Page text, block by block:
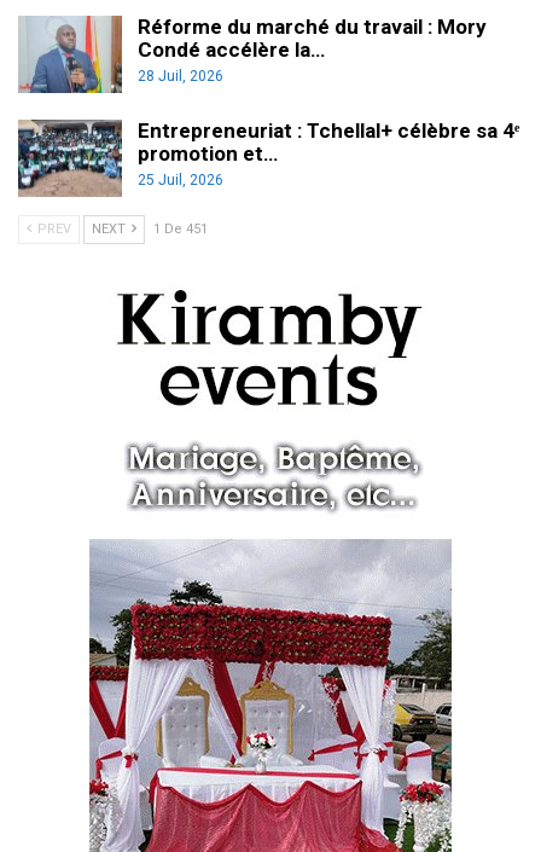
Réforme du marché du travail : Mory
Condé accélère la…
28 Juil, 2026
Entrepreneuriat : Tchellal+ célèbre sa 4ᵉ
promotion et…
25 Juil, 2026
PREV NEXT 1 De 451